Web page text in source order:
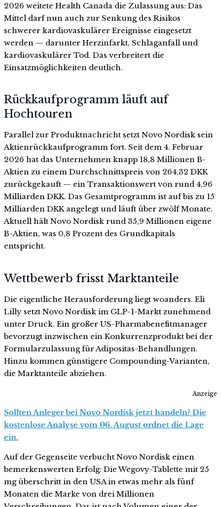
2026 weitete Health Canada die Zulassung aus: Das
Mittel darf nun auch zur Senkung des Risikos
schwerer kardiovaskulärer Ereignisse eingesetzt
werden — darunter Herzinfarkt, Schlaganfall und
kardiovaskulärer Tod. Das verbreitert die
Einsatzmöglichkeiten deutlich.
Rückkaufprogramm läuft auf
Hochtouren
Parallel zur Produktnachricht setzt Novo Nordisk sein
Aktienrückkaufprogramm fort. Seit dem 4. Februar
2026 hat das Unternehmen knapp 18,8 Millionen B-
Aktien zu einem Durchschnittspreis von 264,32 DKK
zurückgekauft — ein Transaktionswert von rund 4,96
Milliarden DKK. Das Gesamtprogramm ist auf bis zu 15
Milliarden DKK angelegt und läuft über zwölf Monate.
Aktuell hält Novo Nordisk rund 35,9 Millionen eigene
B-Aktien, was 0,8 Prozent des Grundkapitals
entspricht.
Wettbewerb frisst Marktanteile
Die eigentliche Herausforderung liegt woanders. Eli
Lilly setzt Novo Nordisk im GLP-1-Markt zunehmend
unter Druck. Ein großer US-Pharmabenefitmanager
bevorzugt inzwischen ein Konkurrenzprodukt bei der
Formularzulassung für Adipositas-Behandlungen.
Hinzu kommen günstigere Compounding-Varianten,
die Marktanteile abziehen.
Anzeige
Sollten Anleger bei Novo Nordisk jetzt handeln? Die
kostenlose Analyse vom 06. August ordnet die Lage
ein.
Auf der Gegenseite verbucht Novo Nordisk einen
bemerkenswerten Erfolg: Die Wegovy-Tablette mit 25
mg überschritt in den USA in etwas mehr als fünf
Monaten die Marke von drei Millionen